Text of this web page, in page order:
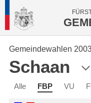
Gemeindewahlen
Schaan
Alle FBP VU